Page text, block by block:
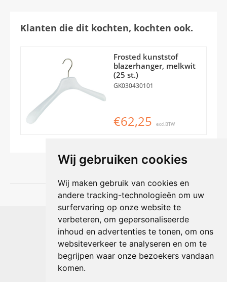
Wij gebruiken cookies
Wij maken gebruik van cookies en
andere tracking-technologieën om uw
surfervaring op onze website te
verbeteren, om gepersonaliseerde
inhoud en advertenties te tonen, om ons
websiteverkeer te analyseren en om te
begrijpen waar onze bezoekers vandaan
komen.
Klanten die dit kochten, kochten ook.
Frosted kunststof
blazerhanger, melkwit
(25 st.)
GK030430101
€62,25 excl.BTW
Shophouse online
Max Planckstraat 4
6716 BE Ede, Nederland
Telefoon:+31(0)318 618 121
E-mail: info@shophouse.nl
Geopend: ma t/m vr 09:00-17:00 uur